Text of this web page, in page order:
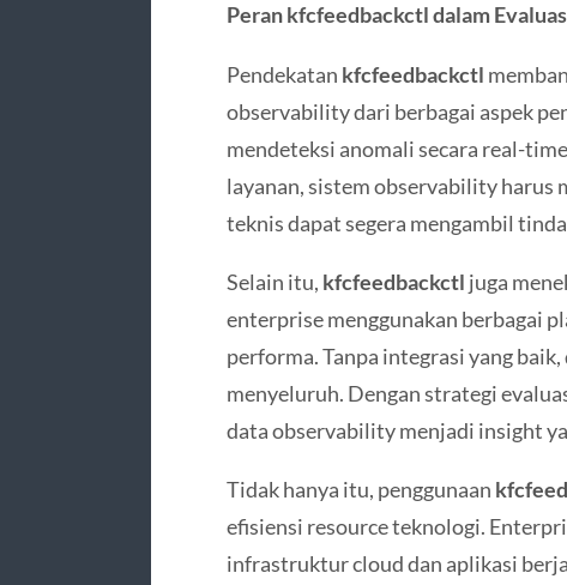
Peran kfcfeedbackctl dalam
Pendekatan kfcfeedbackctl
observability dari berbagai aspek
mendeteksi anomali secara real-
layanan, sistem observability harus
teknis dapat segera mengambil
Selain itu, kfcfeedbackctl juga
enterprise menggunakan berbagai
performa. Tanpa integrasi yang
menyeluruh. Dengan strategi
data observability menjadi insight
Tidak hanya itu, penggunaan
efisiensi resource teknologi.
infrastruktur cloud dan aplikasi